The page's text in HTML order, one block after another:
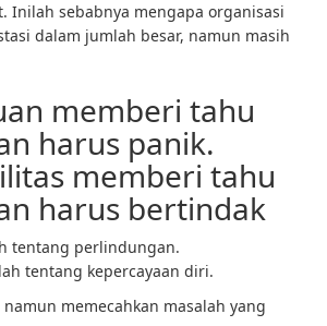
Inilah sebabnya mengapa organisasi
dalam jumlah besar, namun masih
memberi tahu
harus panik.
memberi tahu
harus bertindak
tentang perlindungan.
tentang kepercayaan diri.
memecahkan masalah yang